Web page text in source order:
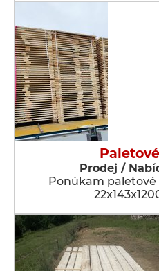
Prodej /
Ponúkam paletové